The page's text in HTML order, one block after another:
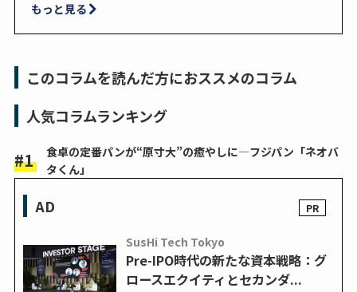
もっと見る
このコラムを読んだ方におススメのコラム
人気コラムランキング
食卓の定番パンが“原寸大”の癒やしに―フジパン「ネオバ
タくん」
AD
SusHi Tech Tokyo
Pre-IPO時代の新たな資本戦略：グ
ロースエクイティとセカンダ...